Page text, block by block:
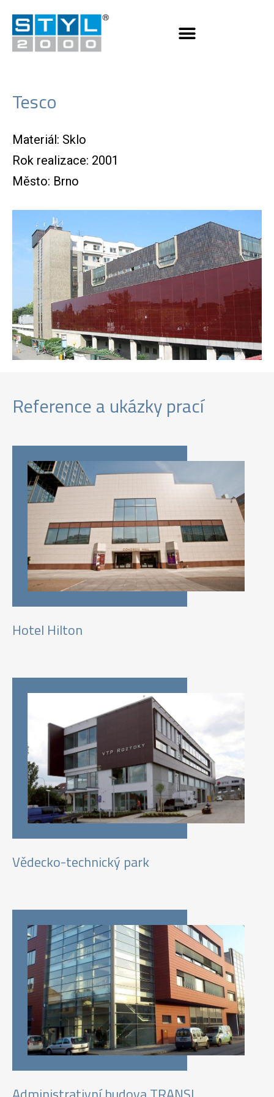
Tesco
Materiál: Sklo
Rok realizace: 2001
Město: Brno
Reference a ukázky prací
Hotel Hilton
Vědecko-technický park